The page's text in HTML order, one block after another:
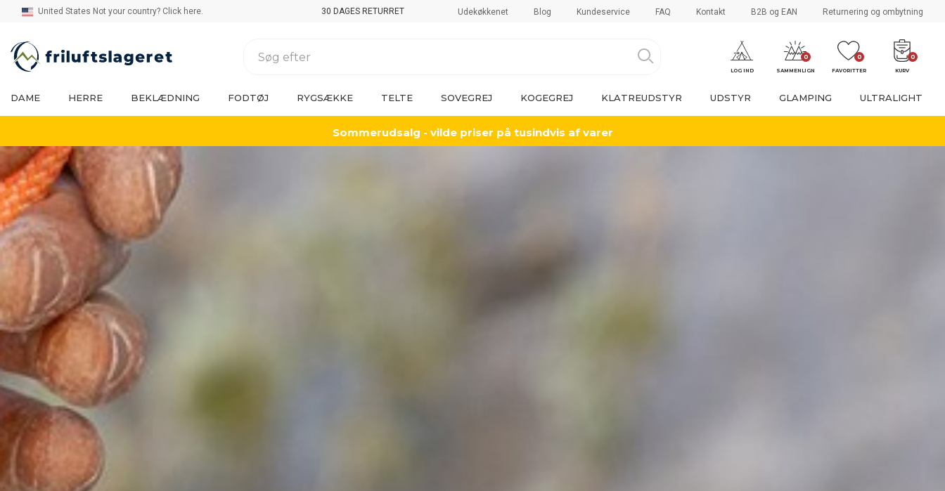
United States Not your country? Click here. 30 DAGES RETURRET Udekøkkenet Blog Kundeservice FAQ Kontakt B2B og EAN Returnering og ombytning
LOG IND
0
SAMMENLIGN
0
FAVORITTER
0
KURV
DAME HERRE BEKLÆDNING FODTØJ RYGSÆKKE TELTE SOVEGREJ KOGEGREJ KLATREUDSTYR UDSTYR GLAMPING ULTRALIGHT
Sommerudsalg - vilde priser på tusindvis af varer